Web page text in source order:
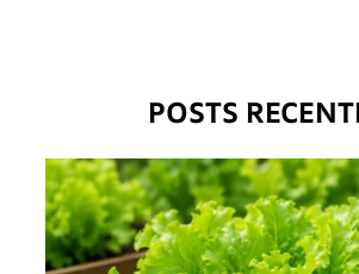
POSTS